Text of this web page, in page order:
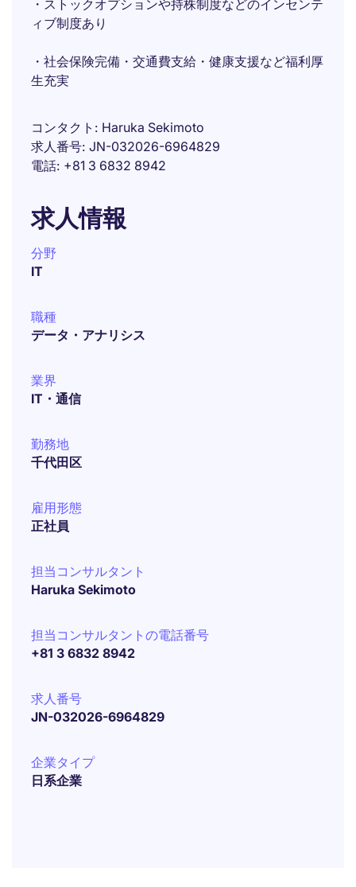
・ストックオプションや持株制度などのインセンテ
ィブ制度あり
・社会保険完備・交通費支給・健康支援など福利厚
生充実
コンタクト
Haruka Sekimoto
求人番号 JN-032026-6964829
電話 +81 3 6832 8942
求人情報
分野
IT
職種
データ・アナリシス
業界
IT・通信
勤務地
千代田区
雇用形態
正社員
担当コンサルタント
Haruka Sekimoto
担当コンサルタントの電話番号
+81 3 6832 8942
求人番号
JN-032026-6964829
企業タイプ
日系企業